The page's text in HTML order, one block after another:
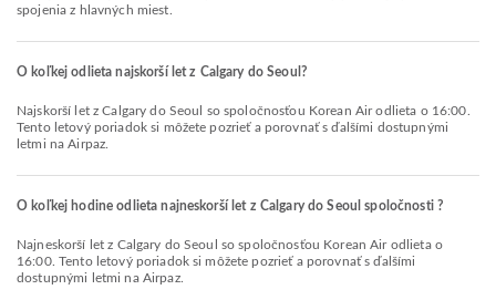
spojenia z hlavných miest.
O koľkej odlieta najskorší let z Calgary do Seoul?
Najskorší let z Calgary do Seoul so spoločnosťou Korean Air odlieta o 16:00.
Tento letový poriadok si môžete pozrieť a porovnať s ďalšími dostupnými
letmi na Airpaz.
O koľkej hodine odlieta najneskorší let z Calgary do Seoul spoločnosti ?
Najneskorší let z Calgary do Seoul so spoločnosťou Korean Air odlieta o
16:00. Tento letový poriadok si môžete pozrieť a porovnať s ďalšími
dostupnými letmi na Airpaz.